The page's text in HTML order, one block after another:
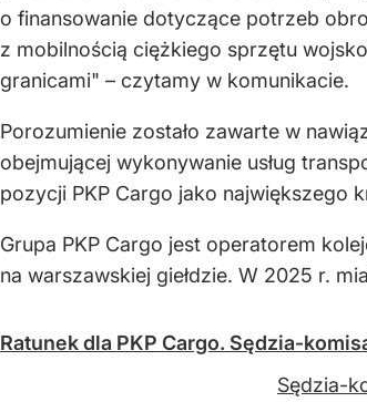
o finansowanie dotyczące potrzeb
z mobilnością ciężkiego sprzętu
granicami" – czytamy w komunikacie.
Porozumienie zostało zawarte w
obejmującej wykonywanie usług
pozycji PKP Cargo jako największego
Grupa PKP Cargo jest operatorem
na warszawskiej giełdzie. W 2025 r.
Ratunek dla PKP Cargo. Sędzia-
Sędzia-